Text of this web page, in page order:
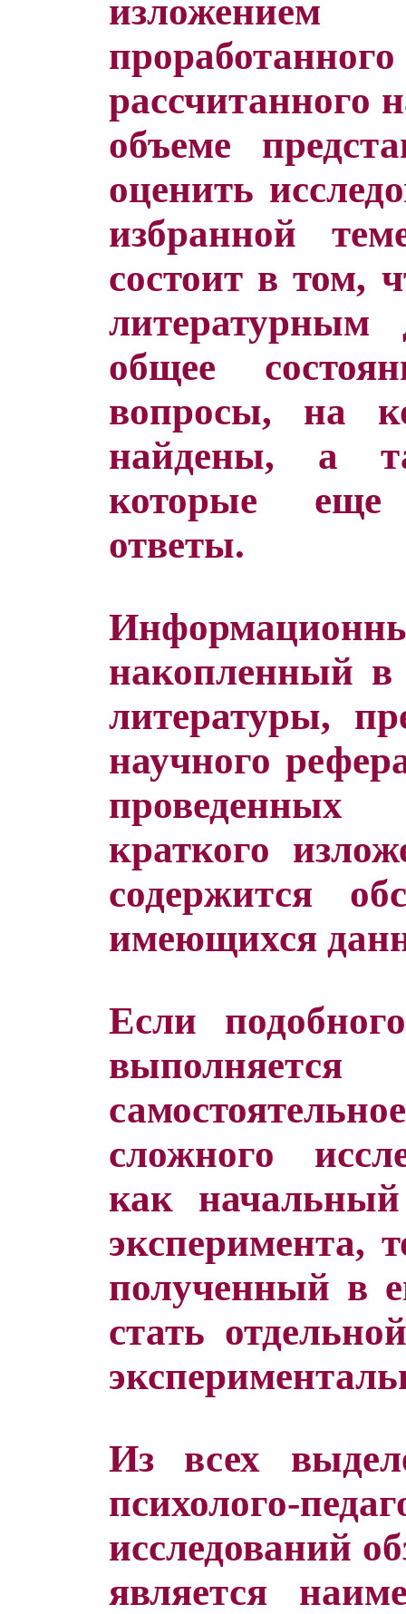
рассчитанного
объеме
оценить
избранной
состоит в том,
литературным
общее
вопросы, на
найдены, а
которые еще
ответы.
накопленный в
литературы,
научного
краткого
содержится
имеющихся
Если
сложного
как
эксперимента,
полученный в
стать
Из всех
психолого-
исследований
является